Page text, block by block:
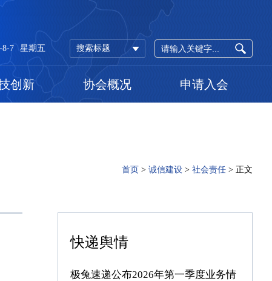
搜索标题
8-7 星期五
创新 协会概况 申请入会
首页 > 诚信建设 > 社会责任 > 正文
快递舆情
极兔速递公布2026年第一季度业务情